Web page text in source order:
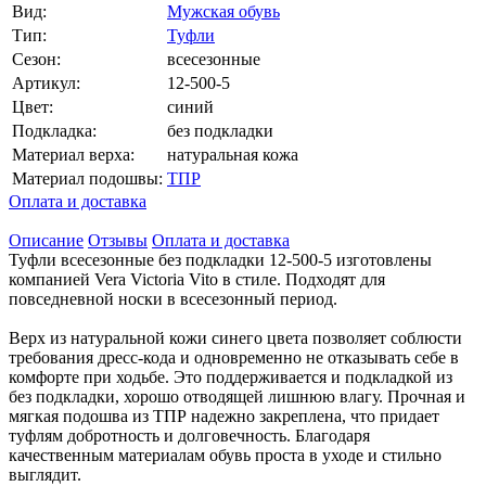
Вид:
Мужская обувь
Тип:
Туфли
Сезон:
всесезонные
Артикул:
12-500-5
Цвет:
синий
Подкладка:
без подкладки
Материал верха:
натуральная кожа
Материал подошвы: ТПР
Оплата и доставка
Описание Отзывы Оплата и доставка
Туфли всесезонные без подкладки 12-500-5 изготовлены
компанией Vera Victoria Vito в стиле. Подходят для
повседневной носки в всесезонный период.
Верх из натуральной кожи синего цвета позволяет соблюсти
требования дресс-кода и одновременно не отказывать себе в
комфорте при ходьбе. Это поддерживается и подкладкой из
без подкладки, хорошо отводящей лишнюю влагу. Прочная и
мягкая подошва из ТПР надежно закреплена, что придает
туфлям добротность и долговечность. Благодаря
качественным материалам обувь проста в уходе и стильно
выглядит.